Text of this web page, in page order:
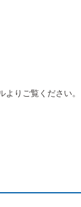
りご覧ください。